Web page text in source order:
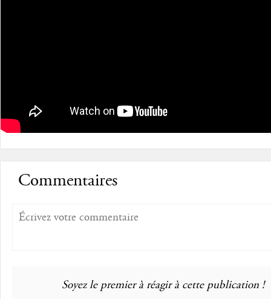
Commentaires
Soyez le premier à réagir à cette publication !